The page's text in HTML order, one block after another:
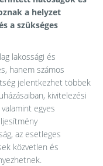
a helyzet
a szükséges
lakossági és
hanem számos
jelentkezhet többek
kivitelezési
egyes
az esetleges
közvetlen és